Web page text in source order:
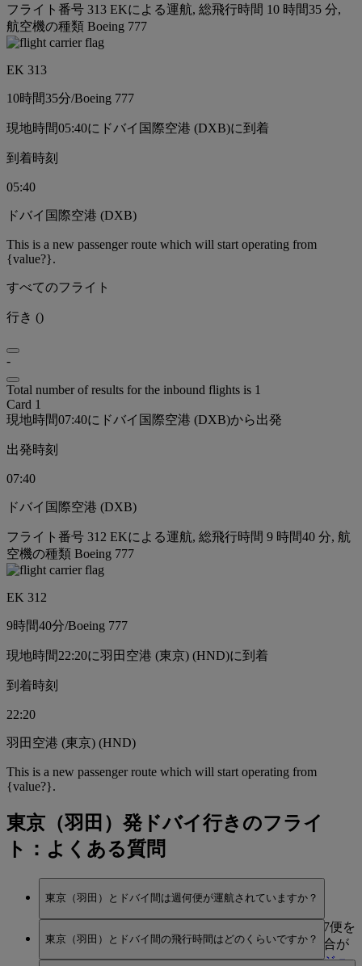
フライト番号 313 EKによる運航, 総飛行時間 10 時間35 分,
航空機の種類 Boeing 777
EK 313
10時間35分/Boeing 777
現地時間05:40にドバイ国際空港 (DXB)に到着
到着時刻
05:40
ドバイ国際空港 (DXB)
This is a new passenger route which will start operating from
{value?}.
すべてのフライト
行き ()
-
Total number of results for the inbound flights is 1
Card 1
現地時間07:40にドバイ国際空港 (DXB)から出発
出発時刻
07:40
ドバイ国際空港 (DXB)
フライト番号 312 EKによる運航, 総飛行時間 9 時間40 分, 航
空機の種類 Boeing 777
EK 312
9時間40分/Boeing 777
現地時間22:20に羽田空港 (東京) (HND)に到着
到着時刻
22:20
羽田空港 (東京) (HND)
This is a new passenger route which will start operating from
{value?}.
東京（羽田）発ドバイ行きのフライ
ト：よくある質問
東京（羽田）とドバイ間は週何便が運航されていますか？
現在、エミレーツは東京（羽田）とドバイ間は週7便を
運航しています。便数はシーズンにより異なる場合が
あるため、ご旅行をご計画の際はフライト・スケジュ
東京（羽田）とドバイ間の飛行時間はどのくらいですか？